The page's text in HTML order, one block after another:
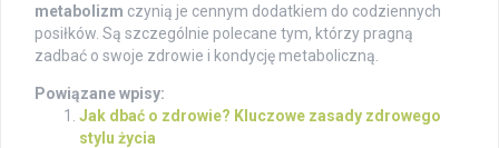
metabolizm czynią je cennym dodatkiem do codziennych
posiłków. Są szczególnie polecane tym, którzy pragną
zadbać o swoje zdrowie i kondycję metaboliczną.
Powiązane wpisy:
Jak dbać o zdrowie? Kluczowe zasady zdrowego
stylu życia